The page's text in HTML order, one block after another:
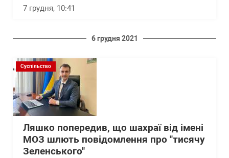
7 грудня, 10:41
6 грудня 2021
Суспільство
Ляшко попередив, що шахраї від імені
МОЗ шлють повідомлення про "тисячу
Зеленського"